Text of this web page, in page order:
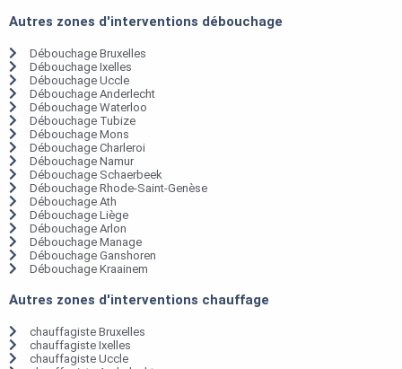
Autres zones d'interventions débouchage
Débouchage Bruxelles
Débouchage Ixelles
Débouchage Uccle
Débouchage Anderlecht
Débouchage Waterloo
Débouchage Tubize
Débouchage Mons
Débouchage Charleroi
Débouchage Namur
Débouchage Schaerbeek
Débouchage Rhode-Saint-Genèse
Débouchage Ath
Débouchage Liège
Débouchage Arlon
Débouchage Manage
Débouchage Ganshoren
Débouchage Kraainem
Autres zones d'interventions chauffage
chauffagiste Bruxelles
chauffagiste Ixelles
chauffagiste Uccle